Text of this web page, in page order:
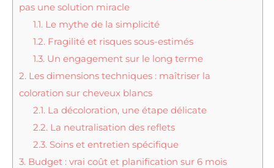
pas une solution miracle
1.1. Le mythe de la simplicité
1.2. Fragilité et risques sous-estimés
1.3. Un engagement sur le long terme
2. Les dimensions techniques : maîtriser la
coloration sur cheveux blancs
2.1. La décoloration, une étape délicate
2.2. La neutralisation des reflets
2.3. Soins et entretien spécifique
3. Budget : vrai coût et planification sur 6 mois